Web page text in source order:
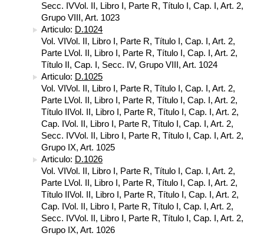
Secc. IVVol. II, Libro I, Parte R, Título I, Cap. I, Art. 2,
Grupo VIII, Art. 1023
Articulo: D.1024
Vol. VIVol. II, Libro I, Parte R, Título I, Cap. I, Art. 2,
Parte LVol. II, Libro I, Parte R, Título I, Cap. I, Art. 2,
Título II, Cap. I, Secc. IV, Grupo VIII, Art. 1024
Articulo: D.1025
Vol. VIVol. II, Libro I, Parte R, Título I, Cap. I, Art. 2,
Parte LVol. II, Libro I, Parte R, Título I, Cap. I, Art. 2,
Título IIVol. II, Libro I, Parte R, Título I, Cap. I, Art. 2,
Cap. IVol. II, Libro I, Parte R, Título I, Cap. I, Art. 2,
Secc. IVVol. II, Libro I, Parte R, Título I, Cap. I, Art. 2,
Grupo IX, Art. 1025
Articulo: D.1026
Vol. VIVol. II, Libro I, Parte R, Título I, Cap. I, Art. 2,
Parte LVol. II, Libro I, Parte R, Título I, Cap. I, Art. 2,
Título IIVol. II, Libro I, Parte R, Título I, Cap. I, Art. 2,
Cap. IVol. II, Libro I, Parte R, Título I, Cap. I, Art. 2,
Secc. IVVol. II, Libro I, Parte R, Título I, Cap. I, Art. 2,
Grupo IX, Art. 1026